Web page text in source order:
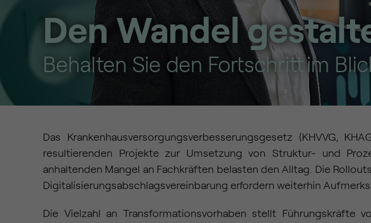
Den Wandel
Behalten Sie den Fortschritt im
Das Krankenhausversorgungsverbesserungsgesetz (KHVVG,
resultierenden Projekte zur Umsetzung von Struktur- und
anhaltenden Mangel an Fachkräften belasten den Alltag. Die
Digitalisierungsabschlagsvereinbarung erfordern weiterhin
Die Vielzahl an Transformationsvorhaben stellt Führungskräfte